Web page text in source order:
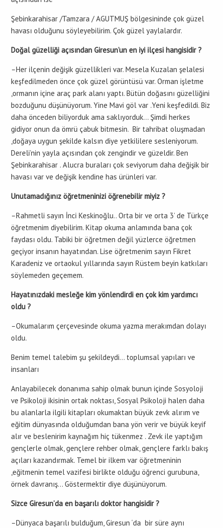
Şebinkarahisar /Tamzara / AGUTMUŞ bölgesininde çok güzel
havası olduğunu söyleyebilirim. Çok güzel yaylalardır.
Doğal güzelliği açısından Giresun’un en iyi ilçesi hangisidir ?
–Her ilçenin değişik güzellikleri var. Mesela Kuzalan şelalesi
keşfedilmeden önce çok güzel görüntüsü var. Orman işletme
,ormanın içine araç park alanı yaptı. Bütün doğasını güzelliğini
bozduğunu düşünüyorum. Yine Mavi göl var .Yeni keşfedildi. Biz
daha önceden biliyorduk ama saklıyorduk… Şimdi herkes
gidiyor onun da ömrü çabuk bitmesin. Bir tahribat oluşmadan
,doğaya uygun şekilde kalsın diye yetkililere sesleniyorum.
Dereli’nin yayla açısından çok zengindir ve güzeldir. Ben
Şebinkarahisar . Alucra buraları çok seviyorum daha değişik bir
havası var ve değişik kendine has ürünleri var.
Unutamadığınız öğretmeninizi öğrenebilir miyiz ?
–Rahmetli sayın İnci Keskinoğlu.. Orta bir ve orta 3’ de Türkçe
öğretmenim diyebilirim. Kitap okuma anlamında bana çok
faydası oldu. Tabiki bir öğretmen değil yüzlerce öğretmen
geçiyor insanın hayatından. Lise öğretmenim sayın Fikret
Karadeniz ve ortaokul yıllarında sayın Rüstem beyin katkıları
söylemeden geçemem.
Hayatınızdaki mesleğe kim yönlendirdi en çok kim yardımcı
oldu ?
–Okumalarım çerçevesinde okuma yazma merakımdan dolayı
oldu.
Benim temel talebim şu şekildeydi… toplumsal yapıları ve
insanları
Anlayabilecek donanıma sahip olmak bunun içinde Sosyoloji
ve Psikoloji ikisinin ortak noktası, Sosyal Psikoloji halen daha
bu alanlarla ilgili kitapları okumaktan büyük zevk alırım ve
eğitim dünyasında olduğumdan bana yön verir ve büyük keyif
alır ve beslenirim kaynağım hiç tükenmez . Zevk ile yaptığım
gençlerle olmak, gençlere rehber olmak, gençlere farklı bakış
açıları kazandırmak. Temel bir ilkem var öğretmeninin
,eğitmenin temel vazifesi birlikte olduğu öğrenci gurubuna,
örnek davranış… Göstermektir diye düşünüyorum.
Sizce Giresun’da en başarılı doktor hangisidir ?
–Dünyaca başarılı bulduğum, Giresun ‘da bir süre aynı